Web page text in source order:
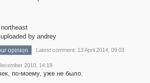
northeast
uploaded by andrey
opinion Latest comment: 13 April 2014, 09:03
2010, 14:19
по-моему, уже не было.